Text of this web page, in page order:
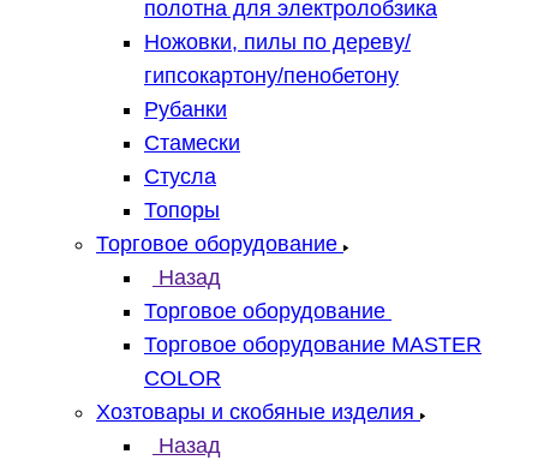
полотна для электролобзика
Ножовки, пилы по дереву/
гипсокартону/пенобетону
Рубанки
Стамески
Стусла
Топоры
Торговое оборудование
Назад
Торговое оборудование
Торговое оборудование MASTER
COLOR
Хозтовары и скобяные изделия
Назад